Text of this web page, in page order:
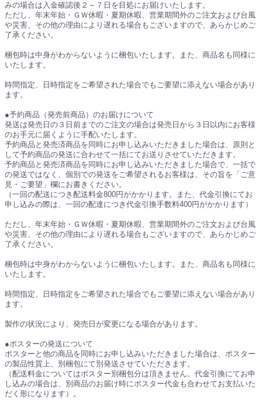
みの場合は入金確認後２～７日を目処にお届けいたします。
ただし、年末年始・ＧＷ休暇・夏期休暇、営業期間外のご注文および台風
や災害、その他の理由により遅れる場合もございますので、あらかじめご
了承ください。
梱包時は中身がわからないように梱包いたします。また、商品名も同様に
いたします。
時間指定、日時指定をご希望された場合でもご要望に添えない場合があり
ます。
●予約商品（発売前商品）のお届けについて
発送は発売日の３日前までのご注文の場合は発売日から３日以内にお客様
のお手元に届くように手配いたします。
予約商品と発売済商品を同時にお申し込みいただきました場合は、原則と
して予約商品の発送に合わせて一括にてお送りさせていただきます。
予約商品と発売済商品を同時にお申し込みいただきました場合で、一括で
の発送ではなく、個別での発送をご希望されるお客様は、その旨を「ご意
見・ご要望」欄にお書きください。
（一回の配送につき配送料金800円がかかります。また、代金引換にてお
申し込みの際は、一回の配達につき代金引換手数料400円がかかります）
ただし、年末年始・ＧＷ休暇・夏期休暇、営業期間外のご注文および台風
や災害、その他の理由により遅れる場合もございますので、あらかじめご
了承ください。
梱包時は中身がわからないように梱包いたします。また、商品名も同様に
いたします。
時間指定、日時指定をご希望された場合でもご要望に添えない場合があり
ます。
製作の状況により、発売日が変更になる場合があります。
●ポスターの発送について
ポスターと他の商品を同時にお申し込みいただきました場合は、ポスター
の製品性質上、別梱包にて別発送させていただきます。
（配送料金についてはポスター別梱包分は頂きません。代金引換にてお申
し込みの場合は、別商品のお届け時にポスター代金も合わせてお支払いた
だく形になります）。